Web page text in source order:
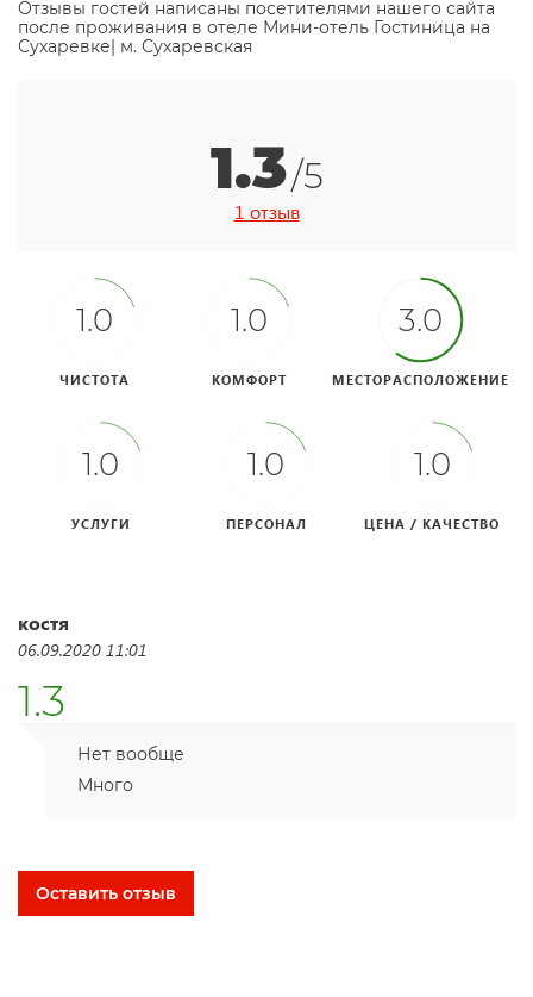
Отзывы гостей написаны посетителями нашего сайта
после проживания в отеле Мини-отель Гостиница на
Сухаревке| м. Сухаревская
1.3/5
1 отзыв
1.0
ЧИСТОТА
1.0
КОМФОРТ
3.0
МЕСТОРАСПОЛОЖЕНИЕ
1.0
УСЛУГИ
1.0
ПЕРСОНАЛ
1.0
ЦЕНА / КАЧЕСТВО
костя
06.09.2020 11:01
1.3
Нет вообще
Много
Оставить отзыв